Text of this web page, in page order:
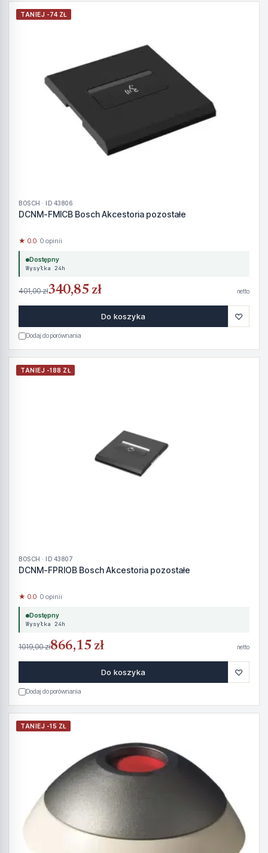
TANIEJ -74 ZŁ
BOSCH · ID 43806
DCNM-FMICB Bosch Akcestoria pozostałe
★ 0.0· 0 opinii
Dostępny
Wysyłka 24h
401,00 zł340,85 zł netto
Do koszyka ♡
Dodaj do porównania
TANIEJ -188 ZŁ
BOSCH · ID 43807
DCNM-FPRIOB Bosch Akcestoria pozostałe
★ 0.0· 0 opinii
Dostępny
Wysyłka 24h
1019,00 zł866,15 zł netto
Do koszyka ♡
Dodaj do porównania
TANIEJ -15 ZŁ